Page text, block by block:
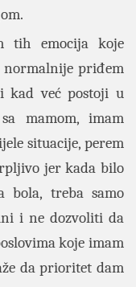
tih emocija koje
normalnije priđem
kad već postoji u
mamom, imam
situacije, perem
jer kada bilo
bola, treba samo
i ne dozvoliti da
koje imam
da prioritet dam